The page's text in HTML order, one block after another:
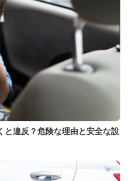
と違反？危険な理由と安全な設